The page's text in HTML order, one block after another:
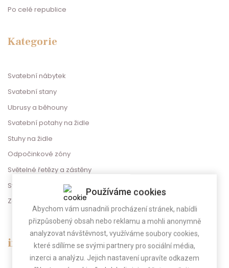
Po celé republice
Kategorie
Svatební nábytek
Svatební stany
Ubrusy a běhouny
Svatební potahy na židle
Stuhy na židle
Odpočinkové zóny
Světelné řetězy a zástěny
Svatební dekorace
Zábava na svatbu
info@gregorevent.cz
Používáme cookies
Abychom vám usnadnili procházení stránek, nabídli
přizpůsobený obsah nebo reklamu a mohli anonymně
analyzovat návštěvnost, využíváme soubory cookies,
které sdílíme se svými partnery pro sociální média,
inzerci a analýzu. Jejich nastavení upravíte odkazem